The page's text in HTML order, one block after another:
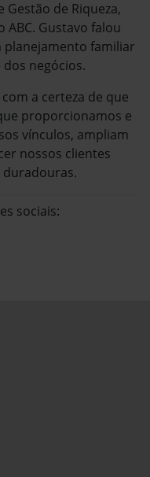
de Riqueza,
ABC. Gustavo falou
familiar
negócios.
a certeza de que
proporcionamos e
vínculos, ampliam
nossos clientes
sociais: